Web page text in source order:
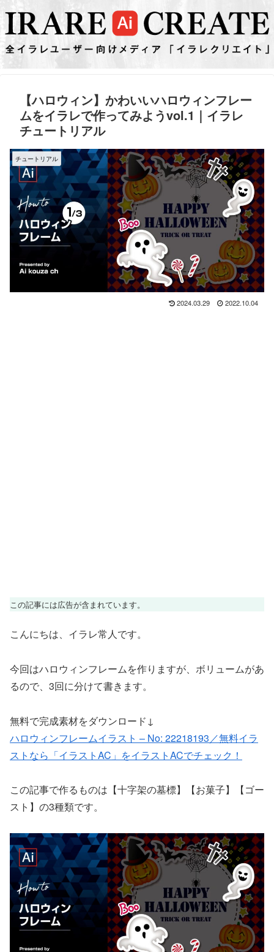
【ハロウィン】かわいいハロウィンフレー
ムをイラレで作ってみようvol.1｜イラレ
チュートリアル
チュートリアル
2024.03.29 2022.10.04
この記事には広告が含まれています。
こんにちは、イラレ常人です。
今回はハロウィンフレームを作りますが、ボリュームがあ
るので、3回に分けて書きます。
無料で完成素材をダウンロード↓
ハロウィンフレームイラスト – No: 22218193／無料イラ
ストなら「イラストAC」をイラストACでチェック！
この記事で作るものは【十字架の墓標】【お菓子】【ゴー
スト】の3種類です。